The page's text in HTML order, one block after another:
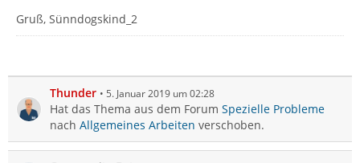
Gruß, Sünndogskind_2
Thunder 5. Januar 2019 um 02:28
Hat das Thema aus dem Forum Spezielle Probleme
nach Allgemeines Arbeiten verschoben.